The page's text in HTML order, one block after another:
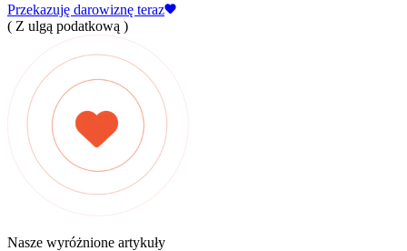
Przekazuję darowiznę teraz
( Z ulgą podatkową )
Nasze wyróżnione artykuły